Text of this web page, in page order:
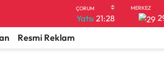
Yatsı 21:28
Resmi Reklam